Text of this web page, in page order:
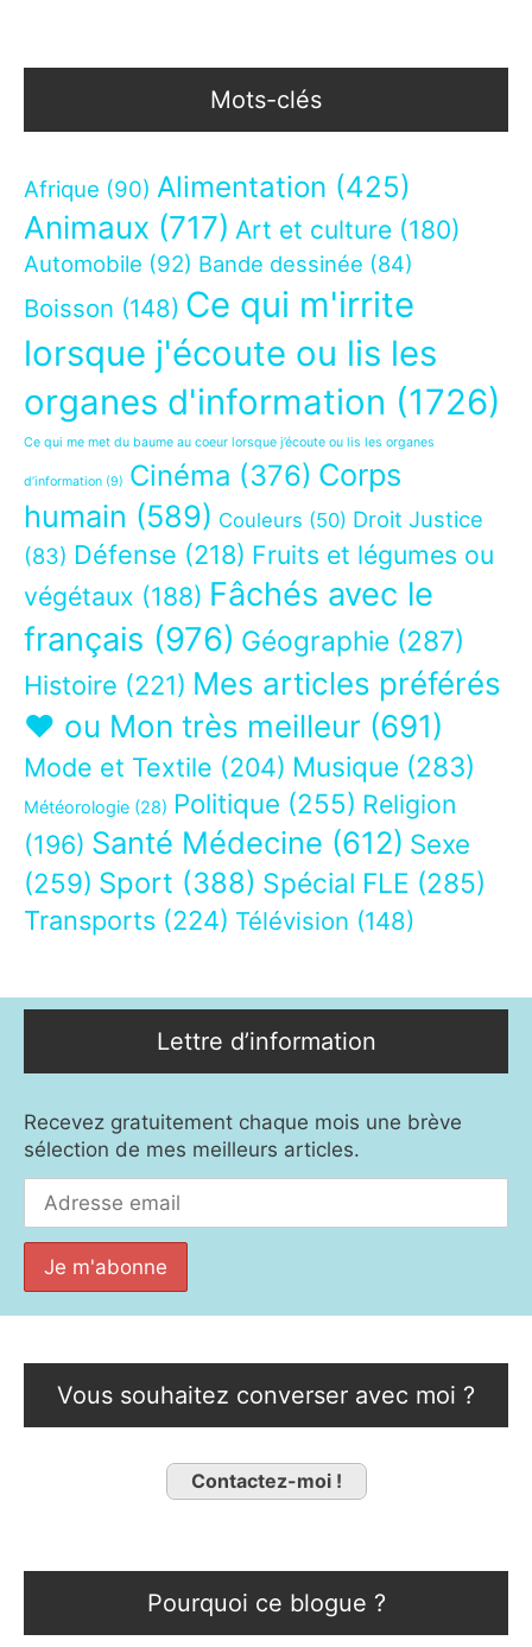
Mots-clés
Afrique (90) Alimentation (425)
Animaux (717) Art et culture (180)
Automobile (92) Bande dessinée (84)
Boisson (148) Ce qui m'irrite
lorsque j'écoute ou lis les
organes d'information (1726)
Ce qui me met du baume au coeur lorsque j’écoute ou lis les organes
d’information (9) Cinéma (376) Corps
humain (589) Couleurs (50) Droit Justice
(83) Défense (218) Fruits et légumes ou
végétaux (188) Fâchés avec le
français (976) Géographie (287)
Histoire (221) Mes articles préférés
❤ ou Mon très meilleur (691)
Mode et Textile (204) Musique (283)
Météorologie (28) Politique (255) Religion
(196) Santé Médecine (612) Sexe
(259) Sport (388) Spécial FLE (285)
Transports (224) Télévision (148)
Lettre d’information
Recevez gratuitement chaque mois une brève
sélection de mes meilleurs articles.
Vous souhaitez converser avec moi ?
Contactez-moi !
Pourquoi ce blogue ?